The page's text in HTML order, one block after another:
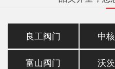
良工阀门 中
富山阀门 沃